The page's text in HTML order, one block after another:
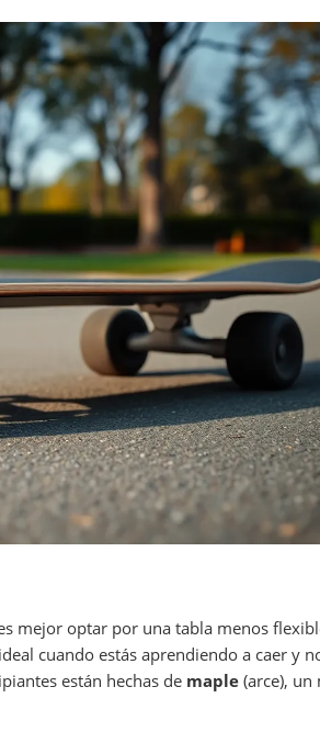
mejor optar por una tabla menos
cuando estás aprendiendo a caer y
están hechas de maple (arce), un